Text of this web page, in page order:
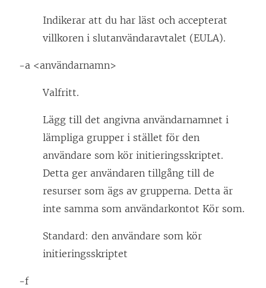
Indikerar att du har läst och accepterat
villkoren i slutanvändaravtalet (EULA).
-a <användarnamn>
Valfritt.
Lägg till det angivna användarnamnet i
lämpliga grupper i stället för den
användare som kör initieringsskriptet.
Detta ger användaren tillgång till de
resurser som ägs av grupperna. Detta är
inte samma som användarkontot Kör som.
Standard: den användare som kör
initieringsskriptet
-f